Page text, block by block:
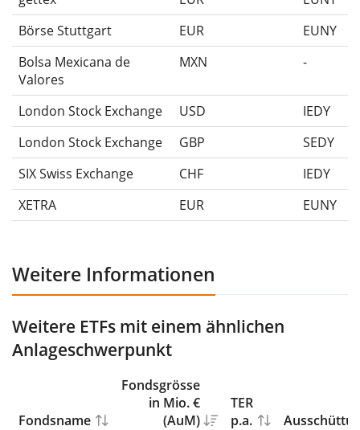
Börse Stuttgart
EUR
EUNY
Bolsa Mexicana de
Valores
MXN -
London Stock Exchange USD
IEDY
London Stock Exchange
GBP
SEDY
SIX Swiss Exchange
CHF
IEDY
XETRA
EUR EUNY
Weitere Informationen
Weitere ETFs mit einem ähnlichen
Anlageschwerpunkt
Fondsname
Fondsgrösse
in Mio. €
(AuM)
TER
p.a.